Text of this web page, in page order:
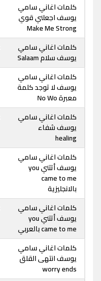
كلمات اغاني سامي
يوسف اجعلني قوي
Make Me Strong
كلمات اغاني سامي
يوسف سلام Salaam
كلمات اغاني سامي
يوسف لا توجد كلمة
معبرة No Wo
كلمات اغاني سامي
يوسف شفاء
healing
كلمات اغاني سامي
يوسف أتتني you
came to me
بالانجليزية
كلمات اغاني سامي
يوسف أتتني you
came to me بالعربي
كلمات اغاني سامي
يوسف انتهى القلق
worry ends